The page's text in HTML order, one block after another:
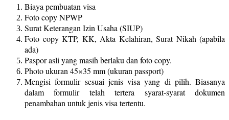
Biaya pembuatan visa
Foto copy NPWP
Surat Keterangan Izin Usaha (SIUP)
Foto copy KTP, KK, Akta Kelahiran, Surat Nikah (apabila
ada)
Paspor asli yang masih berlaku dan foto copy.
Photo ukuran 45×35 mm (ukuran passport)
Mengisi formulir sesuai jenis visa yang di pilih. Biasanya
dalam formulir telah tertera syarat-syarat dokumen
penambahan untuk jenis visa tertentu.